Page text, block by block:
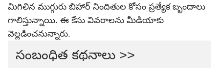
మిగిలిన ముగ్గురు బిహార్ నిందితుల కోసం ప్రత్యేక బృందాలు
గాలిస్తున్నాయి. ఈ కేసు వివరాలను మీడియాకు
వెల్లడించనున్నారు.
సంబంధిత కథనాలు >>